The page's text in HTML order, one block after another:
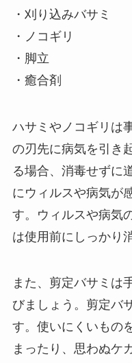
・刈り込みバサミ
・ノコギリ
・脚立
・癒合剤
ハサミやノコギリは
の刃先に病気を引き
る場合、消毒せずに
にウィルスや病気が
す。ウィルスや病気
は使用前にしっかり
また、剪定バサミは
びましょう。剪定バ
す。使いにくいもの
まったり、思わぬケ